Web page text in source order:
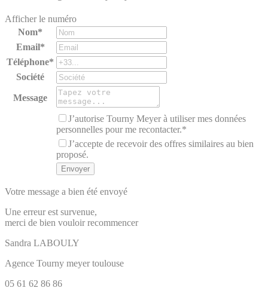
Afficher le numéro
Nom*
Email*
Téléphone*
Société
Message
J’autorise Tourny Meyer à utiliser mes données
personnelles pour me recontacter.*
J’accepte de recevoir des offres similaires au bien
proposé.
Votre message a bien été envoyé
Une erreur est survenue,
merci de bien vouloir recommencer
Sandra LABOULY
Agence Tourny meyer toulouse
05 61 62 86 86